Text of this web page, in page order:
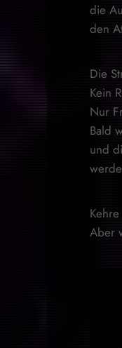
die
den
Die
Kein
Nur
Bald
und
Aber